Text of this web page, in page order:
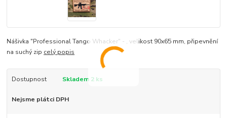
Nášivka "Professional Tango Whacker" - , velikost 90x65 mm, připevnění
na suchý zip celý popis
Dostupnost Skladem 2 ks
Nejsme plátci DPH